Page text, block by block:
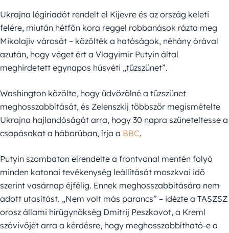
Ukrajna légiriadót rendelt el Kijevre és az ország keleti
felére, miután hétfőn kora reggel robbanások rázta meg
Mikolajiv városát – közölték a hatóságok, néhány órával
azután, hogy véget ért a Vlagyimir Putyin által
meghirdetett egynapos húsvéti „tűzszünet”.
Washington közölte, hogy üdvözölné a tűzszünet
meghosszabbítását, és Zelenszkij többször megismételte
Ukrajna hajlandóságát arra, hogy 30 napra szüneteltesse a
csapásokat a háborúban, írja a BBC.
Putyin szombaton elrendelte a frontvonal mentén folyó
minden katonai tevékenység leállítását moszkvai idő
szerint vasárnap éjfélig. Ennek meghosszabbítására nem
adott utasítást. „Nem volt más parancs” – idézte a TASZSZ
orosz állami hírügynökség Dmitrij Peszkovot, a Kreml
szóvivőjét arra a kérdésre, hogy meghosszabbítható-e a